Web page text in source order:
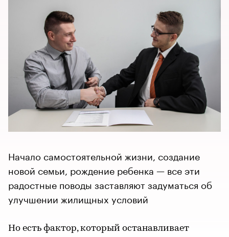
Начало самостоятельной жизни, создание
новой семьи, рождение ребенка — все эти
радостные поводы заставляют задуматься об
улучшении жилищных условий
Но есть фактор, который останавливает